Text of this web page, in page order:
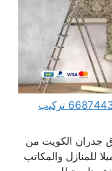
فني تركيب ورق جدران الكويت 66874433 تركيب
جدران الكويت من
للمنازل والمكاتب